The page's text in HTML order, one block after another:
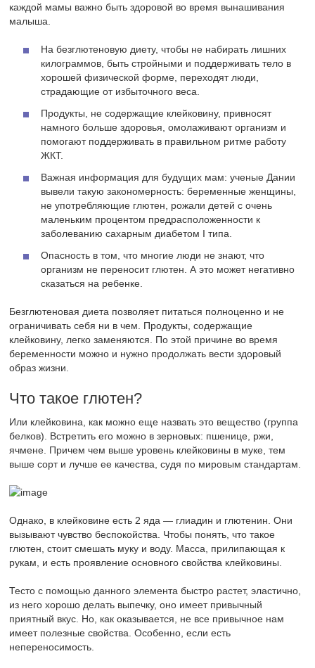
каждой мамы важно быть здоровой во время вынашивания
малыша.
На безглютеновую диету, чтобы не набирать лишних
килограммов, быть стройными и поддерживать тело в
хорошей физической форме, переходят люди,
страдающие от избыточного веса.
Продукты, не содержащие клейковину, привносят
намного больше здоровья, омолаживают организм и
помогают поддерживать в правильном ритме работу
ЖКТ.
Важная информация для будущих мам: ученые Дании
вывели такую закономерность: беременные женщины,
не употребляющие глютен, рожали детей с очень
маленьким процентом предрасположенности к
заболеванию сахарным диабетом I типа.
Опасность в том, что многие люди не знают, что
организм не переносит глютен. А это может негативно
сказаться на ребенке.
Безглютеновая диета позволяет питаться полноценно и не
ограничивать себя ни в чем. Продукты, содержащие
клейковину, легко заменяются. По этой причине во время
беременности можно и нужно продолжать вести здоровый
образ жизни.
Что такое глютен?
Или клейковина, как можно еще назвать это вещество (группа
белков). Встретить его можно в зерновых: пшенице, ржи,
ячмене. Причем чем выше уровень клейковины в муке, тем
выше сорт и лучше ее качества, судя по мировым стандартам.
Однако, в клейковине есть 2 яда — глиадин и глютенин. Они
вызывают чувство беспокойства. Чтобы понять, что такое
глютен, стоит смешать муку и воду. Масса, прилипающая к
рукам, и есть проявление основного свойства клейковины.
Тесто с помощью данного элемента быстро растет, эластично,
из него хорошо делать выпечку, оно имеет привычный
приятный вкус. Но, как оказывается, не все привычное нам
имеет полезные свойства. Особенно, если есть
непереносимость.